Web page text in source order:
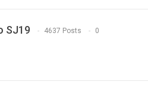
SJ19 4637 Posts 0